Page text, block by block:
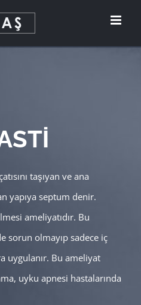
taşıyan ve ana
yapıya septum denir.
ameliyatıdır. Bu
sorun olmayıp sadece iç
uygulanır. Bu ameliyat
uyku apnesi hastalarında